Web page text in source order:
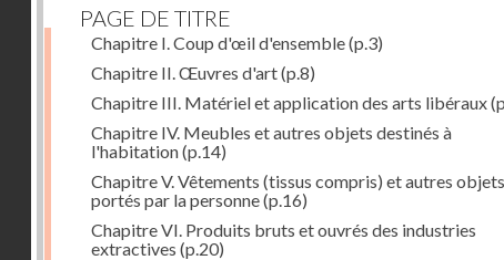
PAGE DE TITRE
Chapitre I. Coup d'œil d'ensemble(p.3)
Chapitre II. Œuvres d'art(p.8)
Chapitre III. Matériel et application des arts libéraux
Chapitre IV. Meubles et autres objets destinés à
l'habitation(p.14)
Chapitre V. Vêtements (tissus compris) et autres objets
portés par la personne(p.16)
Chapitre VI. Produits bruts et ouvrés des industries
extractives (p.20)